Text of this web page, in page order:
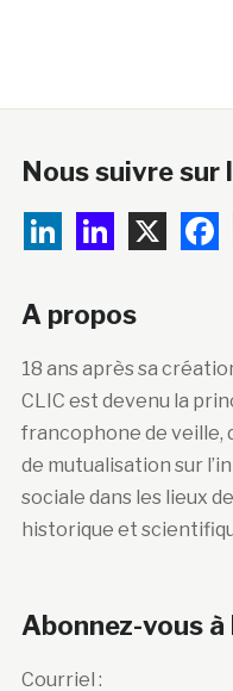
Nous suivre sur
A propos
18 ans après sa
CLIC est devenu la
francophone de veille,
de mutualisation sur
sociale dans les lieux
historique et
Abonnez-vous
Courriel :